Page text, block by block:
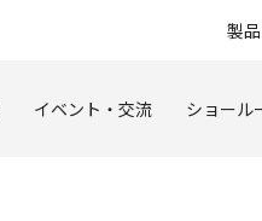
製
イベント・交流 ショール